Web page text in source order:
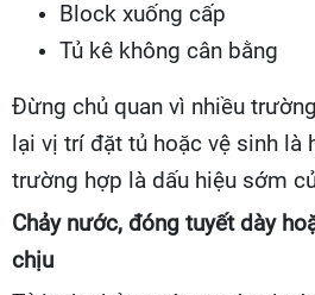
Block xuống cấp
Tủ kê không cân bằng
Đừng chủ quan vì nhiều
lại vị trí đặt tủ hoặc vệ sinh là
trường hợp là dấu hiệu sớm
Chảy nước, đóng tuyết dày
chịu